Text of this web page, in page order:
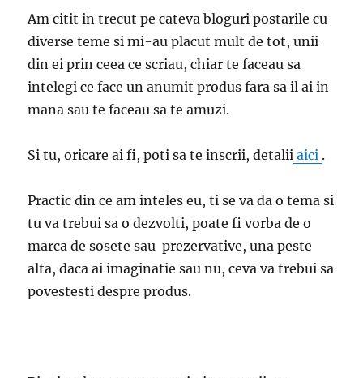
Am citit in trecut pe cateva bloguri postarile cu
diverse teme si mi-au placut mult de tot, unii
din ei prin ceea ce scriau, chiar te faceau sa
intelegi ce face un anumit produs fara sa il ai in
mana sau te faceau sa te amuzi.
Si tu, oricare ai fi, poti sa te inscrii, detalii aici .
Practic din ce am inteles eu, ti se va da o tema si
tu va trebui sa o dezvolti, poate fi vorba de o
marca de sosete sau prezervative, una peste
alta, daca ai imaginatie sau nu, ceva va trebui sa
povestesti despre produs.